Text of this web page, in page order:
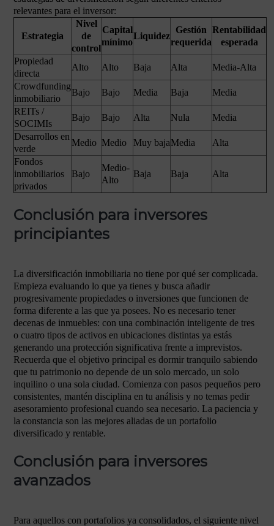
relevantes para el inversor:
Estrategia
Nivel
de
control
Capital
mínimo
Liquidez
Gestión
requerida
Rentabilidad
esperada
Propiedad
directa
Alto Alto Baja Alta
Media-Alta
Crowdfunding
inmobiliario
Bajo Bajo Media Baja
Media
REITs /
SOCIMIs
Bajo Bajo Alta Nula
Media
Desarrollos en
verde
Medio Medio Muy bajaMedia
Alta
Fondos
inmobiliarios
privados
Bajo
Medio-
Alto
Baja Baja Alta
Conclusión para inversores
principiantes
La diversificación inmobiliaria no tiene por qué ser complicada.
Empieza evaluando lo que ya tienes y busca añadir
progresivamente propiedades o inversiones que funcionen de
forma diferente a las que ya posees. No es necesario tener
decenas de inmuebles: con una combinación inteligente de tres
o cuatro tipos de activos en ubicaciones distintas ya estás
generando una protección significativa frente a imprevistos.
Recuerda que el objetivo principal es dormir tranquilo sabiendo
que tu patrimonio no depende de un solo mercado, un solo
inquilino o una sola ciudad. Comienza con pasos pequeños pero
consistentes, mantén disciplina en tu análisis y no temas pedir
asesoramiento profesional cuando sea necesario. La paciencia y
la constancia son las mejores aliadas de un portafolio
diversificado y rentable.
Conclusión para inversores
avanzados
Para aquellos con portafolios ya consolidados, el siguiente nivel